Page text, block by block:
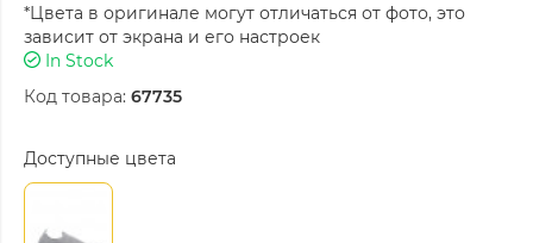
*Цвета в оригинале могут отличаться от фото, это
зависит от экрана и его настроек
In Stock
Код товара: 67735
Доступные цвета